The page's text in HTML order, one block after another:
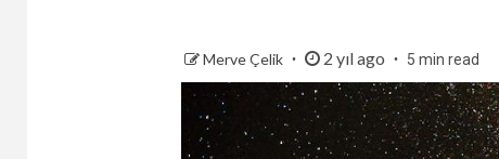
Merve Çelik 2 yıl ago 5 min read